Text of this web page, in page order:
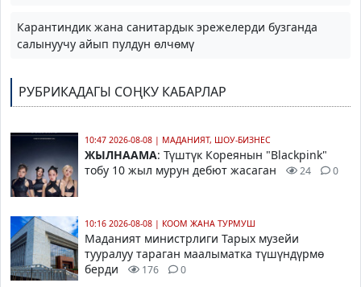
Карантиндик жана санитардык эрежелерди бузганда
салынуучу айып пулдун өлчөмү
РУБРИКАДАГЫ СОҢКУ КАБАРЛАР
10:47 2026-08-08 | МАДАНИЯТ, ШОУ-БИЗНЕС
ЖЫЛНААМА: Түштүк Кореянын "Blackpink"
тобу 10 жыл мурун дебют жасаган
24 0
10:16 2026-08-08 | КООМ ЖАНА ТУРМУШ
Маданият министрлиги Тарых музейи
тууралуу тараган маалыматка түшүндүрмө
берди
176 0